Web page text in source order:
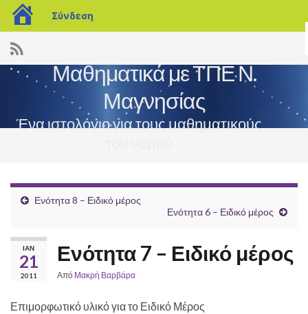
blogs.sch.gr
Σύνδεση
Μαθηματικά με ΤΠΕ Ν.
Μαγνησίας
Ένα ιστολόγιο για τους μαθηματικούς
Ενότητα 8 – Ειδικό μέρος
Ενότητα 6 – Ειδικό μέρος
ΙΑΝ
21
2011
Ενότητα 7 – Ειδικό μέρος
Από Μακρή Βαρβάρα
Επιμορφωτικό υλικό για το Ειδικό Μέρος